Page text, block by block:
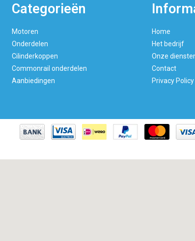
Categorieën
Motoren
Onderdelen
Cilinderkoppen
Commonrail onderdelen
Aanbiedingen
Home
Het bedrijf
Onze
Contact
Privacy Policy